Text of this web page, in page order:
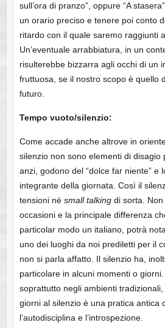
sull’ora di pranzo”, oppure “A
un orario preciso e tenere poi conto
ritardo con il quale saremo raggiunti
Un’eventuale arrabbiatura, in un
risulterebbe bizzarra agli occhi di un
fruttuosa, se il nostro scopo è quello
futuro.
Tempo vuoto/silenzio:
Come accade anche altrove in
silenzio non sono elementi di disagio
anzi, godono del “dolce far niente” e
integrante della giornata. Così il
tensioni né small talkingdi sorta. Non
occasioni e la principale differenza
particolar modo un italiano, potrà
uno dei luoghi da noi prediletti per il
non si parla affatto. Il silenzio ha,
particolare in alcuni momenti o
soprattutto negli ambienti
giorni al silenzio è una pratica antica
l’autodisciplina e l’introspezione.